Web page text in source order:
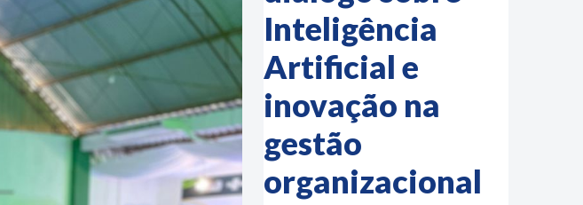
Inteligência
Artificial e
inovação na
gestão
organizacional